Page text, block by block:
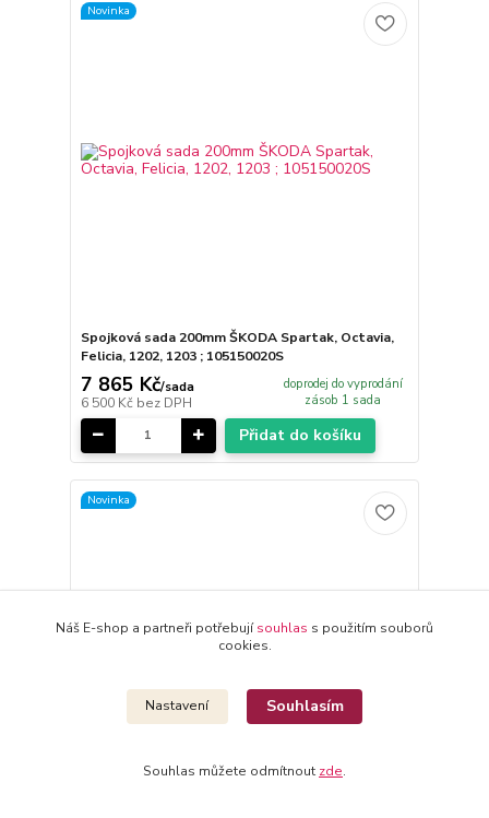
Novinka
Spojková sada 200mm ŠKODA Spartak, Octavia,
Felicia, 1202, 1203 ; 105150020S
7 865 Kč/sada
6 500 Kč bez DPH
doprodej do vyprodání
zásob 1 sada
Přidat do košíku
Novinka
Náš E-shop a partneři potřebujísouhlas s použitím souborů
cookies.
Nastavení Souhlasím
Souhlas můžete odmítnout zde.